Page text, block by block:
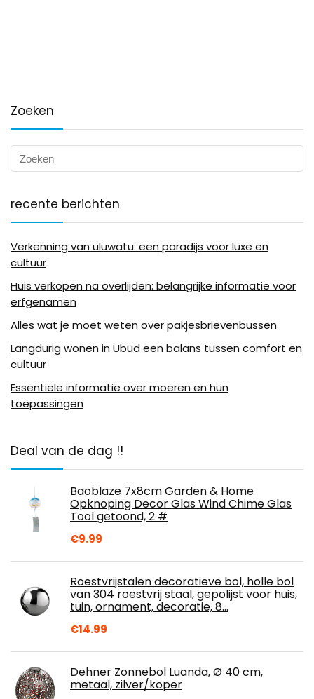
Zoeken
recente berichten
Verkenning van uluwatu: een paradijs voor luxe en
cultuur
Huis verkopen na overlijden: belangrijke informatie voor
erfgenamen
Alles wat je moet weten over pakjesbrievenbussen
Langdurig wonen in Ubud een balans tussen comfort en
cultuur
Essentiële informatie over moeren en hun
toepassingen
Deal van de dag !!
Baoblaze 7x8cm Garden & Home
Opknoping Decor Glas Wind Chime Glas
Tool getoond, 2 #
€9.99
Roestvrijstalen decoratieve bol, holle bol
van 304 roestvrij staal, gepolijst voor huis,
tuin, ornament, decoratie, 8…
€14.99
Dehner Zonnebol Luanda, Ø 40 cm,
metaal, zilver/koper